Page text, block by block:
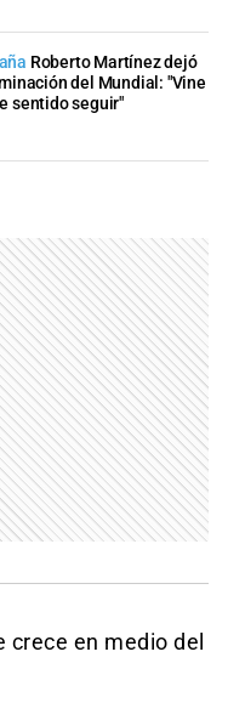
Roberto Martínez dejó
del Mundial: "Vine
sentido seguir"
crece en medio del